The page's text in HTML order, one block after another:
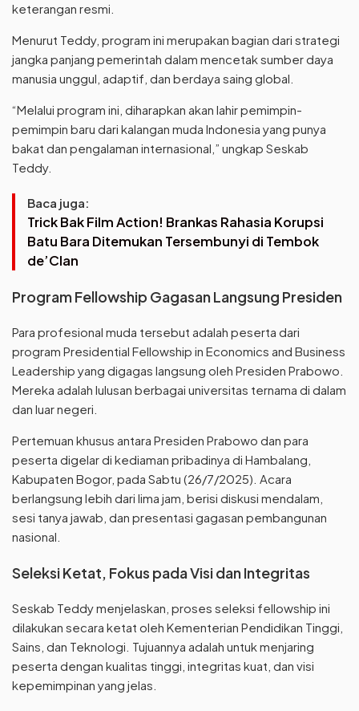
keterangan resmi.
Menurut Teddy, program ini merupakan bagian dari strategi
jangka panjang pemerintah dalam mencetak sumber daya
manusia unggul, adaptif, dan berdaya saing global.
“Melalui program ini, diharapkan akan lahir pemimpin-
pemimpin baru dari kalangan muda Indonesia yang punya
bakat dan pengalaman internasional,” ungkap Seskab
Teddy.
Baca juga:
Trick Bak Film Action! Brankas Rahasia Korupsi
Batu Bara Ditemukan Tersembunyi di Tembok
de’Clan
Program Fellowship Gagasan Langsung Presiden
Para profesional muda tersebut adalah peserta dari
program Presidential Fellowship in Economics and Business
Leadership yang digagas langsung oleh Presiden Prabowo.
Mereka adalah lulusan berbagai universitas ternama di dalam
dan luar negeri.
Pertemuan khusus antara Presiden Prabowo dan para
peserta digelar di kediaman pribadinya di Hambalang,
Kabupaten Bogor, pada Sabtu (26/7/2025). Acara
berlangsung lebih dari lima jam, berisi diskusi mendalam,
sesi tanya jawab, dan presentasi gagasan pembangunan
nasional.
Seleksi Ketat, Fokus pada Visi dan Integritas
Seskab Teddy menjelaskan, proses seleksi fellowship ini
dilakukan secara ketat oleh Kementerian Pendidikan Tinggi,
Sains, dan Teknologi. Tujuannya adalah untuk menjaring
peserta dengan kualitas tinggi, integritas kuat, dan visi
kepemimpinan yang jelas.